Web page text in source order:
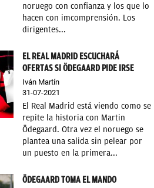
noruego con confianza y los que lo
hacen con imcomprensión. Los
dirigentes...
EL REAL MADRID ESCUCHARÁ
OFERTAS SI ÖDEGAARD PIDE IRSE
Iván Martín
31-07-2021
El Real Madrid está viendo como se
repite la historia con Martin
Ödegaard. Otra vez el noruego se
plantea una salida sin pelear por
un puesto en la primera...
ÖDEGAARD TOMA EL MANDO